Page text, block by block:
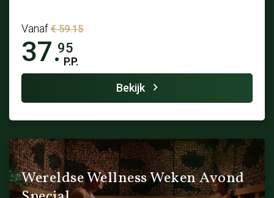
Vanaf € 59.15
37.95
P.P.
Bekijk
Wereldse Wellness Weken Avond